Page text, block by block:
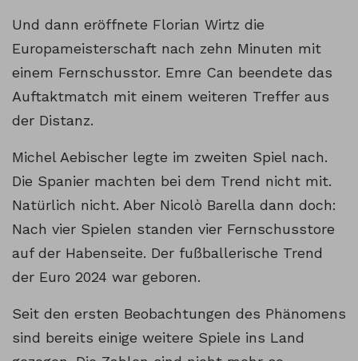
Und dann eröffnete Florian Wirtz die
Europameisterschaft nach zehn Minuten mit
einem Fernschusstor. Emre Can beendete das
Auftaktmatch mit einem weiteren Treffer aus
der Distanz.
Michel Aebischer legte im zweiten Spiel nach.
Die Spanier machten bei dem Trend nicht mit.
Natürlich nicht. Aber Nicolò Barella dann doch:
Nach vier Spielen standen vier Fernschusstore
auf der Habenseite. Der fußballerische Trend
der Euro 2024 war geboren.
Seit den ersten Beobachtungen des Phänomens
sind bereits einige weitere Spiele ins Land